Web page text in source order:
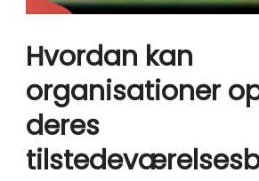
Hvordan kan
organisationer
deres